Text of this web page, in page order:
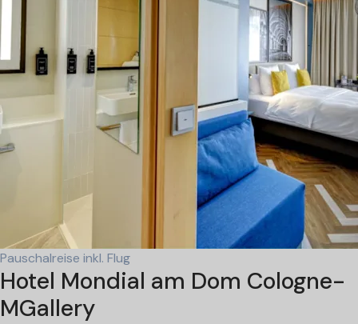
Pauschalreise inkl. Flug
Hotel Mondial am Dom Cologne-
MGallery